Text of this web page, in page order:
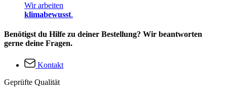
Wir arbeiten
klimabewusst.
Benötigst du Hilfe zu deiner Bestellung? Wir beantworten
gerne deine Fragen.
Kontakt
Geprüfte Qualität